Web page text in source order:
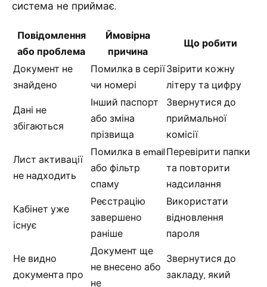
система не приймає.
Повідомлення
або проблема
Ймовірна
причина
Що робити
Документ не
знайдено
Помилка в серії
чи номері
Звірити кожну
літеру та цифру
Дані не
збігаються
Інший паспорт
або зміна
прізвища
Звернутися до
приймальної
комісії
Лист активації
не надходить
Помилка в email
або фільтр
спаму
Перевірити папки
та повторити
надсилання
Кабінет уже
існує
Реєстрацію
завершено
раніше
Використати
відновлення
пароля
Не видно
документа про
Документ ще
не внесено або
не
Звернутися до
закладу, який